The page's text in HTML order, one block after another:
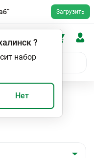
Загрузить
?
набор
Нет
Планирование и